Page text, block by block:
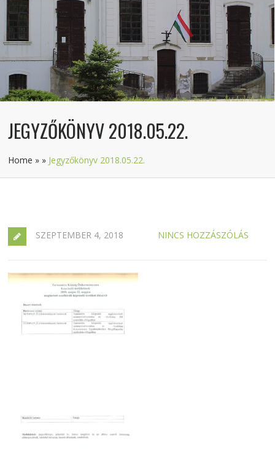
JEGYZŐKÖNYV 2018.05.22.
Home » » Jegyzőkönyv 2018.05.22.
SZEPTEMBER 4, 2018 NINCS HOZZÁSZÓLÁS